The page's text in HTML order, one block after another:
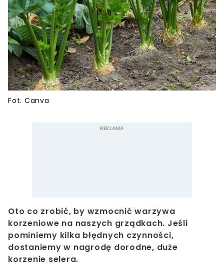
Fot. Canva
Oto co zrobić, by wzmocnić warzywa
korzeniowe na naszych grządkach. Jeśli
pominiemy kilka błędnych czynności,
dostaniemy w nagrodę dorodne, duże
korzenie selera.